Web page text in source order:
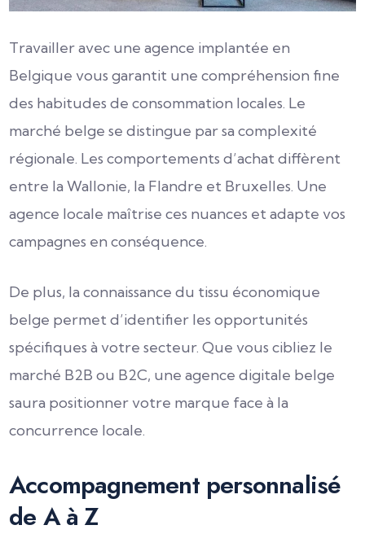
Travailler avec une agence implantée en
Belgique vous garantit une compréhension fine
des habitudes de consommation locales. Le
marché belge se distingue par sa complexité
régionale. Les comportements d’achat diffèrent
entre la Wallonie, la Flandre et Bruxelles. Une
agence locale maîtrise ces nuances et adapte vos
campagnes en conséquence.
De plus, la connaissance du tissu économique
belge permet d’identifier les opportunités
spécifiques à votre secteur. Que vous cibliez le
marché B2B ou B2C, une agence digitale belge
saura positionner votre marque face à la
concurrence locale.
Accompagnement personnalisé
de A à Z